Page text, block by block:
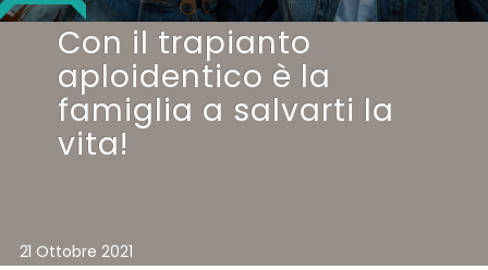
Con il trapianto
aploidentico è la
famiglia a salvarti la
vita!
21 Ottobre 2021